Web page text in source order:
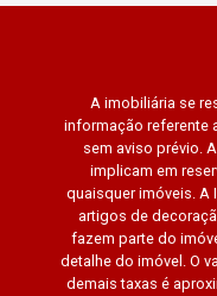
A imobiliária se
informação referente
sem aviso prévio.
implicam em
quaisquer imóveis. A
artigos de
fazem parte do
detalhe do imóvel. O
demais taxas é